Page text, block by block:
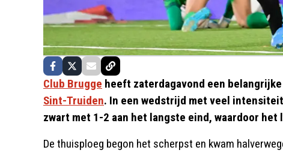
Club Brugge heeft zaterdagavond een
Sint-Truiden. In een wedstrijd met veel
zwart met 1-2 aan het langste eind, waardoor
De thuisploeg begon het scherpst en kwam